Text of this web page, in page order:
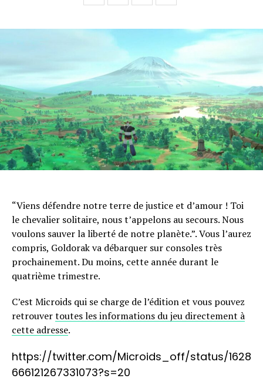
“Viens défendre notre terre de justice et d’amour ! Toi
le chevalier solitaire, nous t’appelons au secours. Nous
voulons sauver la liberté de notre planète.”. Vous l’aurez
compris, Goldorak va débarquer sur consoles très
prochainement. Du moins, cette année durant le
quatrième trimestre.
C’est Microids qui se charge de l’édition et vous pouvez
retrouvertoutes les informations du jeu directement à
cette adresse.
https://twitter.com/Microids_off/status/1628
666121267331073?s=20